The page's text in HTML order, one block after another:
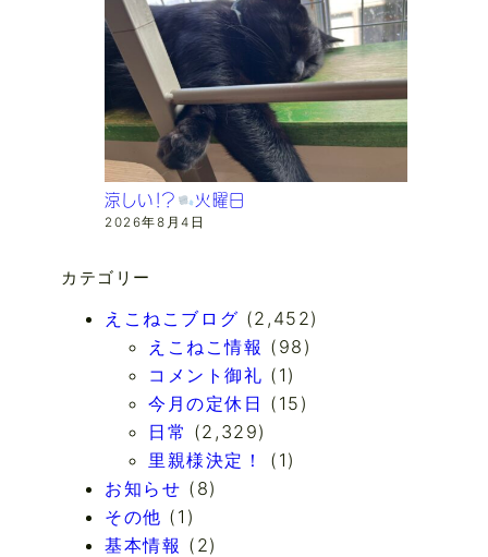
涼しい！？ 火曜日
2026年8月4日
カテゴリー
えこねこブログ (2,452)
えこねこ情報 (98)
コメント御礼 (1)
今月の定休日 (15)
日常 (2,329)
里親様決定！
(1)
お知らせ (8)
その他 (1)
基本情報 (2)